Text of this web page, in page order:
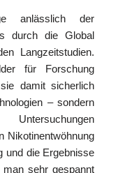
anlässlich der
durch die Global
Langzeitstudien.
für Forschung
damit sicherlich
– sondern
Nikotinentwöhnung
und die Ergebnisse
man sehr gespannt